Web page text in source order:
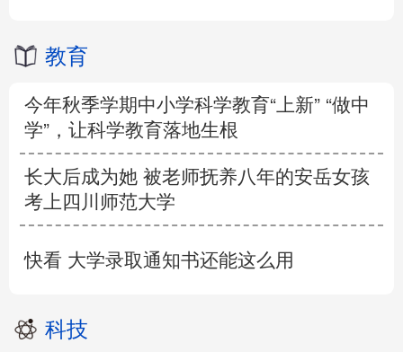
教育
今年秋季学期中小学科学教育“上新” “做中
学”，让科学教育落地生根
长大后成为她 被老师抚养八年的安岳女孩
考上四川师范大学
快看 大学录取通知书还能这么用
科技